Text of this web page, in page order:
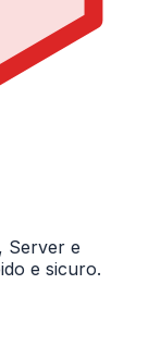
Server e
e sicuro.